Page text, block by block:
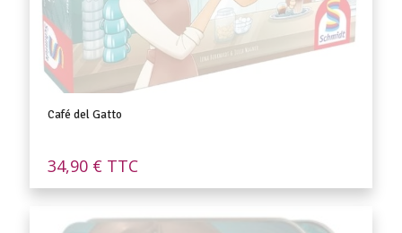
Café del Gatto
34,90 € TTC